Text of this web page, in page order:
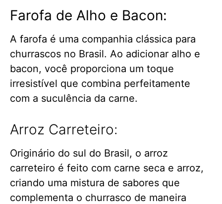
Farofa de Alho e Bacon:
A farofa é uma companhia clássica para
churrascos no Brasil. Ao adicionar alho e
bacon, você proporciona um toque
irresistível que combina perfeitamente
com a suculência da carne.
Arroz Carreteiro:
Originário do sul do Brasil, o arroz
carreteiro é feito com carne seca e arroz,
criando uma mistura de sabores que
complementa o churrasco de maneira